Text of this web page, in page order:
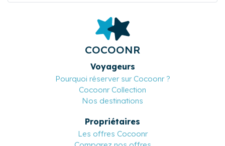
COCOONR
Voyageurs
Pourquoi réserver sur Cocoonr ?
Cocoonr Collection
Nos destinations
Propriétaires
Les offres Cocoonr